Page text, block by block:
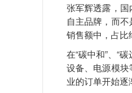
张军辉透露，
自主品牌，而
销售额中，占比
在“碳中和”、“
设备、电源模
业的订单开始逐